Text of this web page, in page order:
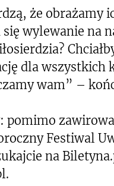
że obrażamy
się wylewanie na
dla wszystkich
wam” –
pomimo
Festiwal
na